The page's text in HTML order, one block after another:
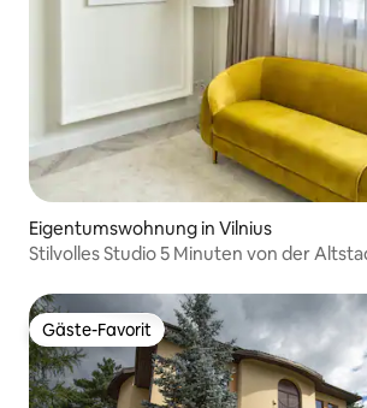
Eigentumswohnung in Vilnius
Stilvolles Studio 5 Minuten von der
Gäste-Favorit
Gäste-Favorit